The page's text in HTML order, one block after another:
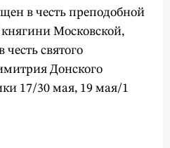
в честь преподобной
Московской,
святого
Донского
17/30 мая, 19 мая/1